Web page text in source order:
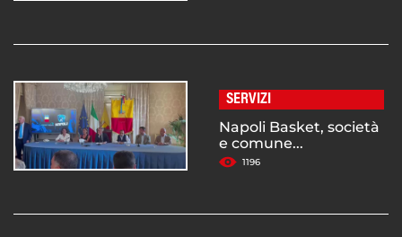
SERVIZI
Napoli Basket, società
e comune...
1196